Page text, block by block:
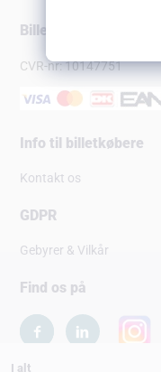
I alt
Billetsalg.dk
CVR-nr: 10147751
Info til billetkøbere
Kontakt os
GDPR
Gebyrer & Vilkår
Find os på